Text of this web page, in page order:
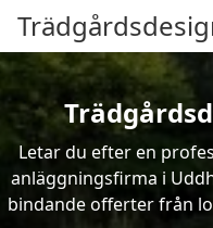
Letar du efter en
anläggningsfirma i
bindande offerter från